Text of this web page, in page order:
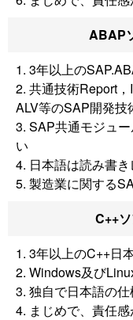
ABAP
1. 3年以上の
2. 共通技術Report
ALV等のSAP開発技
3. SAP共通モジュ
い
4. 日本語は読み書
5. 製造業に関する
C++
1. 3年以上のC++日
2. Windows及び
3. 独自で日本語の
4. まじめで、責任